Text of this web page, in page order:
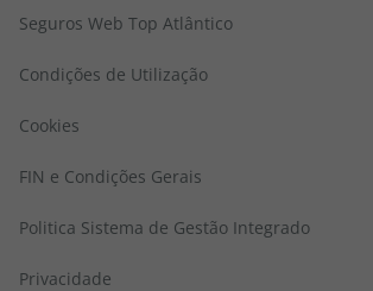
Seguros Web Top Atlântico
Condições de Utilização
Cookies
FIN e Condições Gerais
Politica Sistema de Gestão Integrado
Privacidade